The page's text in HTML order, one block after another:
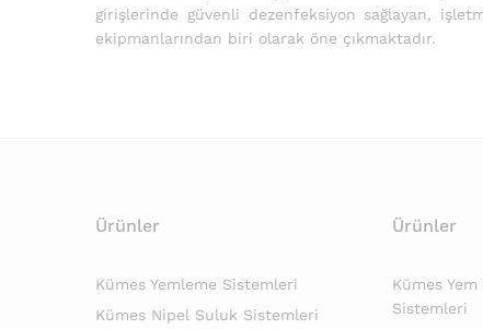
girişlerinde güvenli dezenfeksiyon sağlayan,
ekipmanlarından biri olarak öne çıkmaktadır.
Ürünler
Kümes Yemleme Sistemleri
Kümes Nipel Suluk Sistemleri
Ürünler
Kümes
Sistemleri